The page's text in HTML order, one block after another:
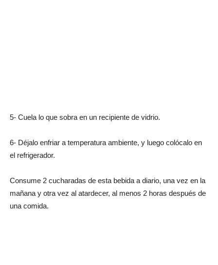
5- Cuela lo que sobra en un recipiente de vidrio.
6- Déjalo enfriar a temperatura ambiente, y luego colócalo en
el refrigerador.
Consume 2 cucharadas de esta bebida a diario, una vez en la
mañana y otra vez al atardecer, al menos 2 horas después de
una comida.